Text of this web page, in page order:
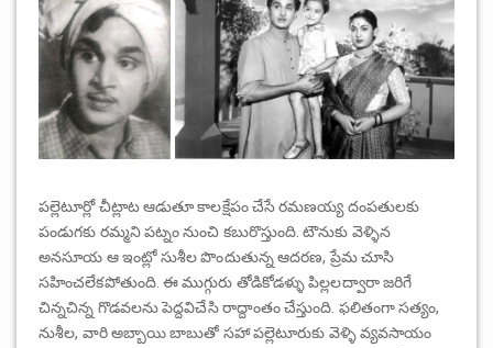
పల్లెటూర్లో చీట్లాట ఆడుతూ కాలక్షేపం చేసే రమణయ్య దంపతులకు
పండుగకు రమ్మని పట్నం నుంచి కబురొస్తుంది. టౌనుకు వెళ్ళిన
అనసూయ ఆ ఇంట్లో సుశీల పొందుతున్న ఆదరణ, ప్రేమ చూసి
సహించలేకపోతుంది. ఈ ముగ్గురు తోడికోడళ్ళు పిల్లలద్వారా జరిగే
చిన్నచిన్న గొడవలను పెద్దవిచేసి రాద్దాంతం చేస్తుంది. ఫలితంగా సత్యం,
నుశీల, వారి అబ్బాయి బాబుతో సహా పల్లెటూరుకు వెళ్ళి వ్యవసాయం